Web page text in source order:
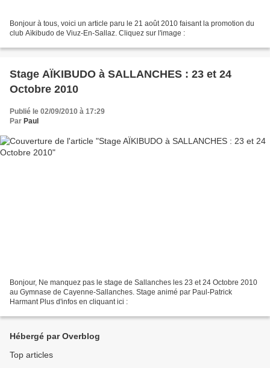
Bonjour à tous, voici un article paru le 21 août 2010 faisant la promotion du
club Aïkibudo de Viuz-En-Sallaz. Cliquez sur l'image :
Stage AÏKIBUDO à SALLANCHES : 23 et 24
Octobre 2010
Publié le 02/09/2010 à 17:29
Par Paul
Bonjour, Ne manquez pas le stage de Sallanches les 23 et 24 Octobre 2010
au Gymnase de Cayenne-Sallanches. Stage animé par Paul-Patrick
Harmant Plus d'infos en cliquant ici :
Hébergé par Overblog
Top articles